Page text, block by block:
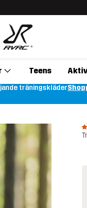
Teens
träningskläder